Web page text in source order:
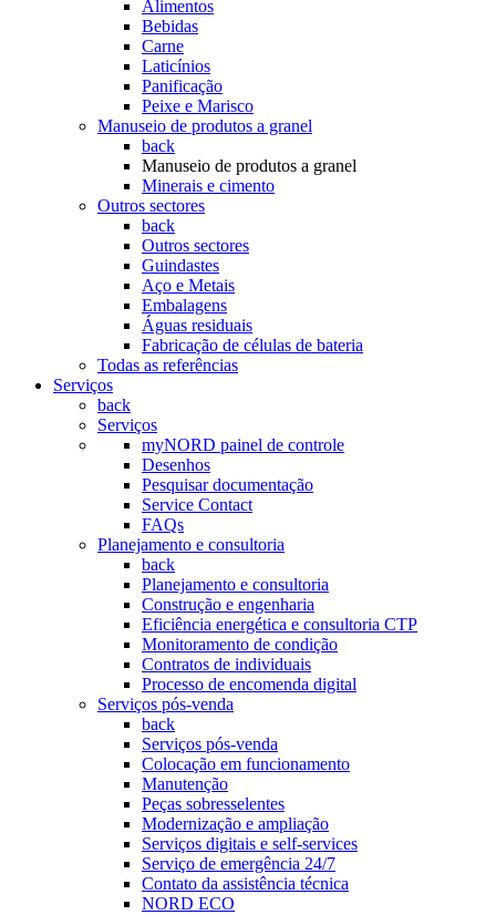
Alimentos
Bebidas
Carne
Laticínios
Panificação
Peixe e Marisco
Manuseio de produtos a granel
back
Manuseio de produtos a granel
Minerais e cimento
Outros sectores
back
Outros sectores
Guindastes
Aço e Metais
Embalagens
Águas residuais
Fabricação de células de bateria
Todas as referências
Serviços
back
Serviços
myNORD painel de controle
Desenhos
Pesquisar documentação
Service Contact
FAQs
Planejamento e consultoria
back
Planejamento e consultoria
Construção e engenharia
Eficiência energética e consultoria CTP
Monitoramento de condição
Contratos de individuais
Processo de encomenda digital
Serviços pós-venda
back
Serviços pós-venda
Colocação em funcionamento
Manutenção
Peças sobresselentes
Modernização e ampliação
Serviços digitais e self-services
Serviço de emergência 24/7
Contato da assistência técnica
NORD ECO